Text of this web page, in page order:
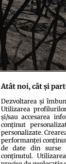
Atât noi, cât și
Dezvoltarea și
Utilizarea
și/sau accesarea
conținut
personalizate.
performanței
de date din surse
conținutul.